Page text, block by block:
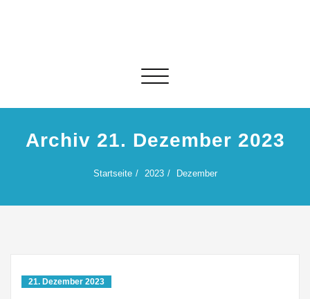
Schalte Navigation
Archiv 21. Dezember 2023
Startseite 2023 Dezember
21. Dezember 2023